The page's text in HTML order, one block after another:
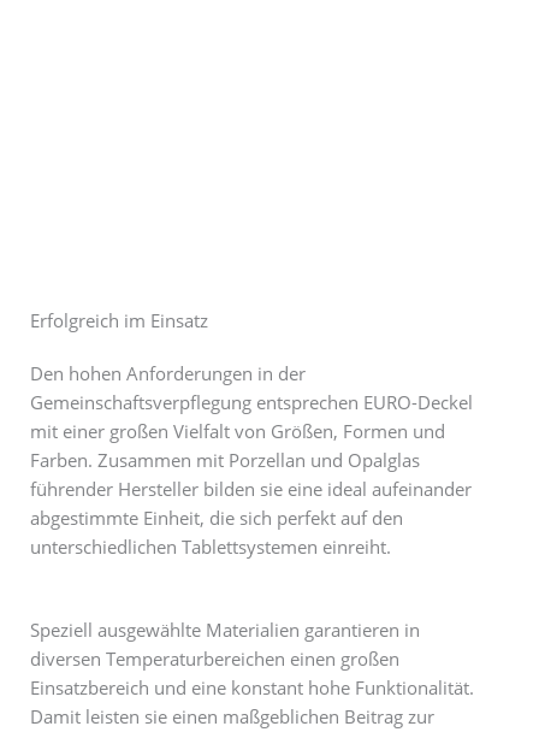
Erfolgreich im Einsatz
Den hohen Anforderungen in der
Gemeinschaftsverpflegung entsprechen EURO-Deckel
mit einer großen Vielfalt von Größen, Formen und
Farben. Zusammen mit Porzellan und Opalglas
führender Hersteller bilden sie eine ideal aufeinander
abgestimmte Einheit, die sich perfekt auf den
unterschiedlichen Tablettsystemen einreiht.
Speziell ausgewählte Materialien garantieren in
diversen Temperaturbereichen einen großen
Einsatzbereich und eine konstant hohe Funktionalität.
Damit leisten sie einen maßgeblichen Beitrag zur